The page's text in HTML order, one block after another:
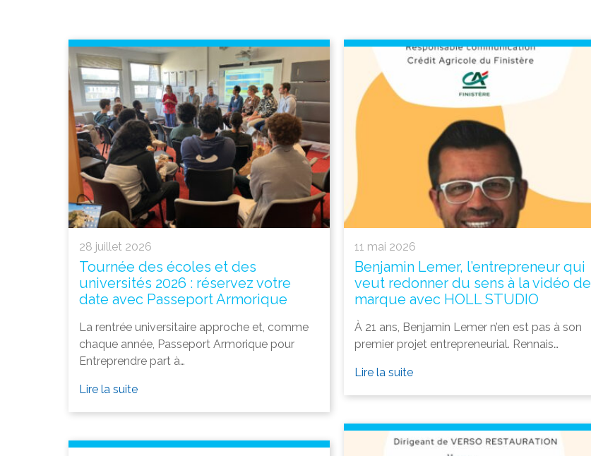
28 juillet 2026
Tournée des écoles et des
universités 2026 : réservez votre
date avec Passeport Armorique
La rentrée universitaire approche et, comme
chaque année, Passeport Armorique pour
Entreprendre part à…
Lire la suite
11 mai 2026
Benjamin Lemer, l’entrepreneur qui
veut redonner du sens à la vidéo de
marque avec HOLL STUDIO
À 21 ans, Benjamin Lemer n’en est pas à son
premier projet entrepreneurial. Rennais…
Lire la suite